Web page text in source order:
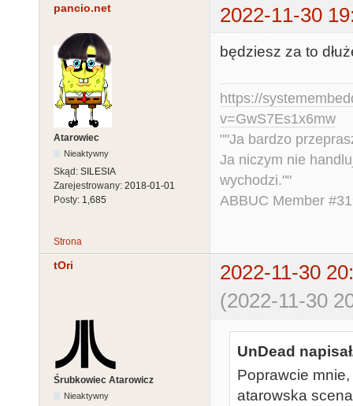
pancio.net 2022-11-30
Atarowiec
Nieaktywny
Skąd: SILESIA
Zarejestrowany: 2018-01-01
Posty: 1,685
będziesz za to
https://
v=GwS7Es1x6mw
""Ja bardzo
Ja niczym nie
wychodzi.""
ABBUC Member
Strona
tOri
2022-11-30
(2022-11-30
Śrubkowiec Atarowicz
Nieaktywny
UnDead
Poprawcie
atarowska